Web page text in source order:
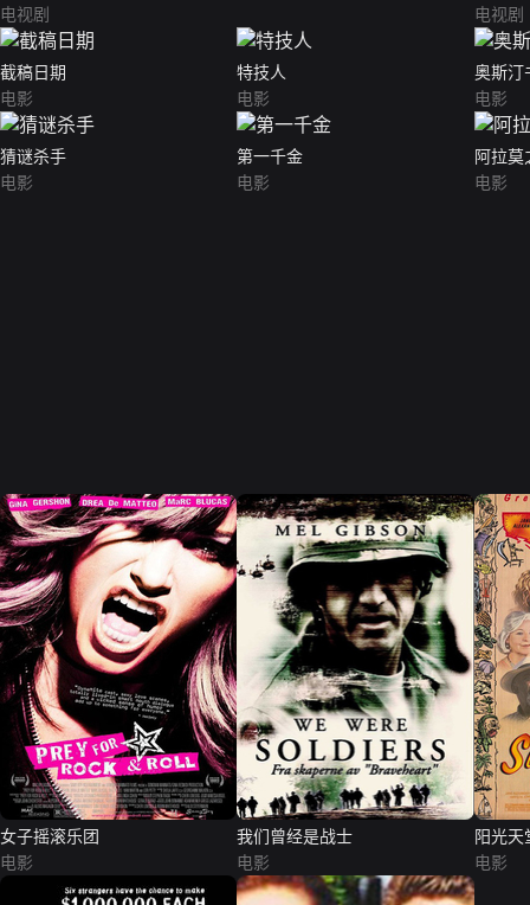
电视剧
电视剧
截稿日期
电影
特技人
电影
奥斯汀
电影
猜谜杀手
电影
第一千金
电影
阿拉莫
电影
女子摇滚乐团
电影
我们曾经是战士
电影
阳光天
电影